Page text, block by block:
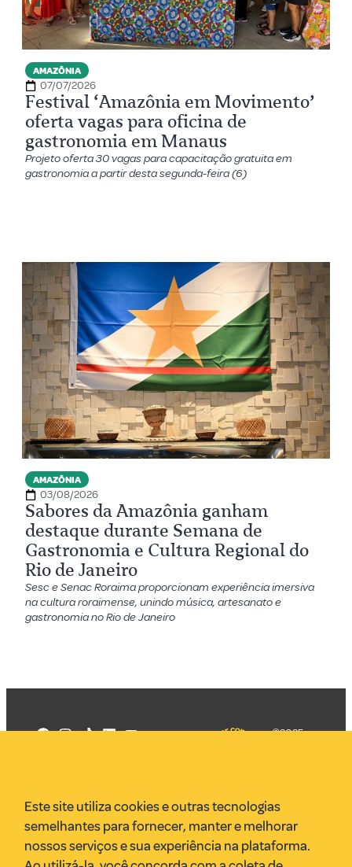
AMAZÔNIA
07/07/2026
Festival ‘Amazônia em Movimento’
oferta vagas para oficina de
gastronomia em Manaus
Projeto oferta 30 vagas para capacitação gratuita em
gastronomia a partir desta segunda-feira (6)
AMAZÔNIA
03/08/2026
Sabores da Amazônia ganham
destaque durante Semana de
Gastronomia e Cultura Regional do
Rio de Janeiro
Sesc e Senac Roraima proporcionam experiência imersiva
na cultura roraimense, unindo música, artesanato e
gastronomia no Rio de Janeiro
VR Assessoria
Parcerias
Envie uma pauta
©2025
Este site utiliza cookies e outras tecnologias
semelhantes para fornecer, manter e melhorar
nossos serviços e sua experiência na plataforma.